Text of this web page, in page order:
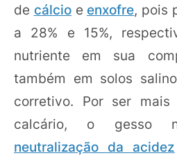
de cálcioe enxofre, pois
a 28% e 15%,
nutriente em sua
também em solos
corretivo. Por ser
calcário, o gesso
neutralização da acidez